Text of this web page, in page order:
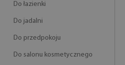
Do łazienki
Do jadalni
Do przedpokoju
Do salonu kosmetycznego